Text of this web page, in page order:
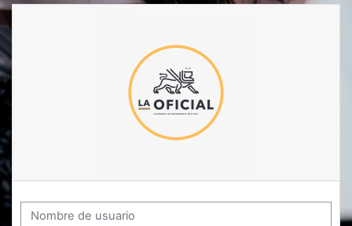
Salta al contenido principal
Nombre de usuario